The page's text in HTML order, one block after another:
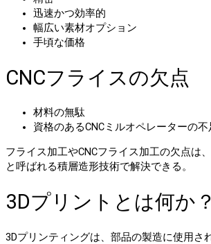
迅速かつ効率的
幅広い素材オプション
手頃な価格
CNCフライスの欠点
材料の無駄
資格のあるCNCミルオペレーターの不
フライス加工やCNCフライス加工の欠点は
と呼ばれる積層造形技術で解決できる。
3Dプリントとは何か？
3Dプリンティングは、部品の製造に使用さ